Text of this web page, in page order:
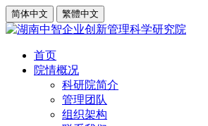
简体中文 繁體中文
首页
院情概况
科研院简介
管理团队
组织架构